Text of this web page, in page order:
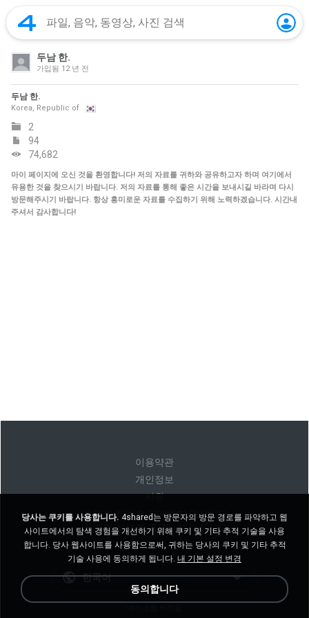
두남 한.
가입됨 12 년 전
두남 한.
Korea, Republic of
2
94
74,682
마이 페이지에 오신 것을 환영합니다! 저의 자료를 귀하와 공유하고자 하며 여기에서
유용한 것을 찾으시기 바랍니다. 저의 자료를 통해 좋은 시간을 보내시길 바라며 다시
방문해주시기 바랍니다. 항상 흥미로운 자료를 수집하기 위해 노력하겠습니다. 시간내
주셔서 감사합니다!
이용약관
개인정보
지원
내 개인 정보를 판매하지 마십시오
내 개인 정보를 공유하지 마십시오
한국어
당사는 쿠키를 사용합니다. 4shared는 방문자의 방문 경로를 파악하고 웹
사이트에서의 탐색 경험을 개선하기 위해 쿠키 및 기타 추적 기술을 사용
합니다. 당사 웹사이트를 사용함으로써, 귀하는 당사의 쿠키 및 기타 추적
기술 사용에 동의하게 됩니다. 내 기본 설정 변경
동의합니다